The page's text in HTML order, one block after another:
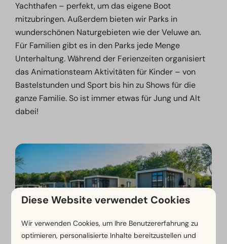
Yachthafen – perfekt, um das eigene Boot
mitzubringen. Außerdem bieten wir Parks in
wunderschönen Naturgebieten wie der Veluwe an.
Für Familien gibt es in den Parks jede Menge
Unterhaltung. Während der Ferienzeiten organisiert
das Animationsteam Aktivitäten für Kinder – von
Bastelstunden und Sport bis hin zu Shows für die
ganze Familie. So ist immer etwas für Jung und Alt
dabei!
EuroParcs Ferienparks
Diese Website verwendet Cookies
Wir verwenden Cookies, um Ihre Benutzererfahrung zu
optimieren, personalisierte Inhalte bereitzustellen und